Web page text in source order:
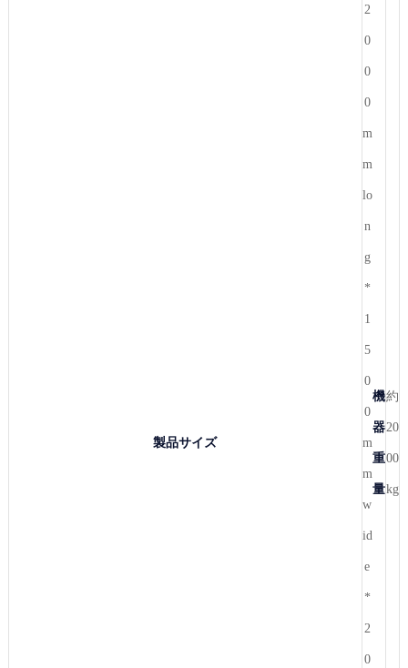
製品サイズ
2
0
0
0
m
m
lo
n
g
*
1
5
0
0
m
m
w
id
e
*
2
0
機
器
重
量
約
20
00
kg